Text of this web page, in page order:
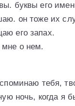
буквы его
он тоже их
его запах.
мне о нем.
тебя,
ночь, когда я